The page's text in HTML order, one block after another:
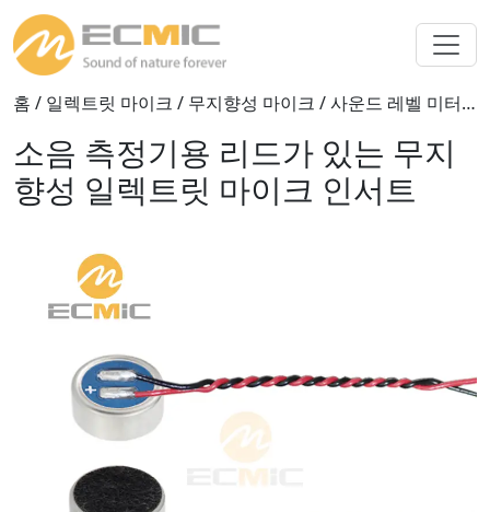
홈 / 일렉트릿 마이크 / 무지향성 마이크 / 사운드 레벨 미터용 리드가 있는 전방향 전기 마이크로폰 인서트
소음 측정기용 리드가 있는 무지
향성 일렉트릿 마이크 인서트